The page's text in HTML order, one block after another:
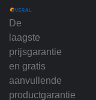
De
laagste
prijsgarantie
en gratis
aanvullende
productgarantie